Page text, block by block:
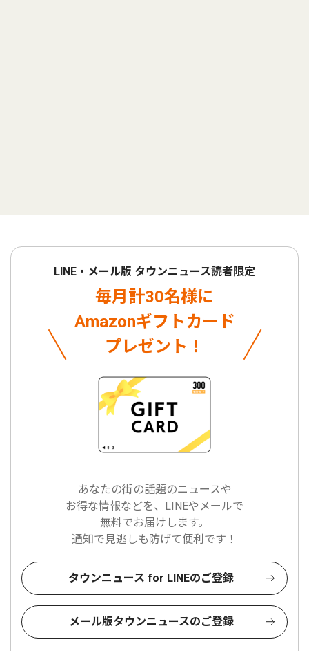
LINE・メール版 タウンニュース読者限定
毎月計30名様に
Amazonギフトカード
プレゼント！
あなたの街の話題のニュースや
お得な情報などを、LINEやメールで
無料でお届けします。
通知で見逃しも防げて便利です！
タウンニュース for LINEのご登録
メール版タウンニュースのご登録